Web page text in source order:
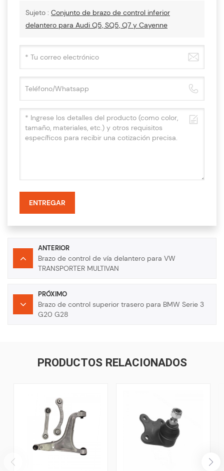
Sujeto : Conjunto de brazo de control inferior
delantero para Audi Q5, SQ5, Q7 y Cayenne
ENTREGAR
ANTERIOR
Brazo de control de vía delantero para VW
TRANSPORTER MULTIVAN
PRÓXIMO
Brazo de control superior trasero para BMW Serie 3
G20 G28
PRODUCTOS RELACIONADOS